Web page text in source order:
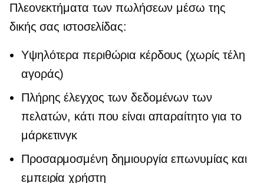
Πλεονεκτήματα των πωλήσεων μέσω της
δικής σας ιστοσελίδας:
Υψηλότερα περιθώρια κέρδους (χωρίς τέλη
αγοράς)
Πλήρης έλεγχος των δεδομένων των
πελατών, κάτι που είναι απαραίτητο για το
μάρκετινγκ
Προσαρμοσμένη δημιουργία επωνυμίας και
εμπειρία χρήστη